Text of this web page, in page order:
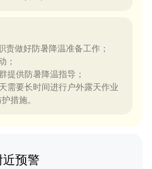
责做好防暑降温准备工作；
；
提供防暑降温指导；
需要长时间进行户外露天作业
措施。
近预警